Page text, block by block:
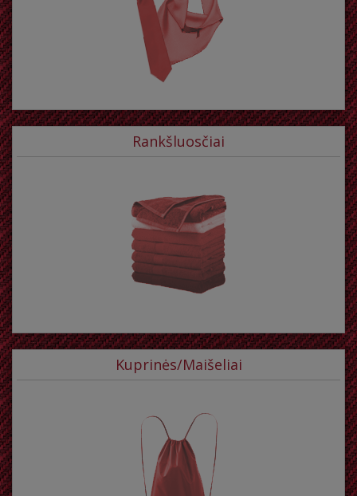
Rankšluosčiai
Kuprinės/Maišeliai